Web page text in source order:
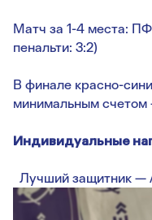
Матч за 1-4 места:
пенальти: 3:2)
В финале красно-
минимальным счетом
Индивидуальные
Лучший защитник —